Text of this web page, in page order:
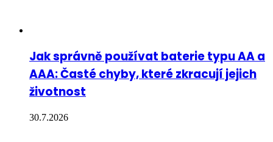
Jak správně používat baterie typu AA a
AAA: Časté chyby, které zkracují jejich
životnost
30.7.2026